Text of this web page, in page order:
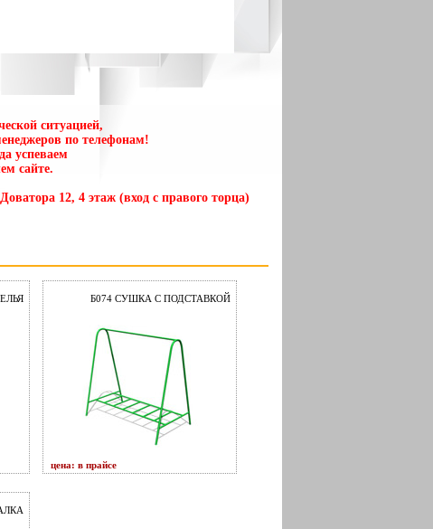
ситуацией,
по телефонам!
успеваем
сайте.
12, 4 этаж (вход с правого торца)
Б074 СУШКА С ПОДСТАВКОЙ
цена: в прайсе